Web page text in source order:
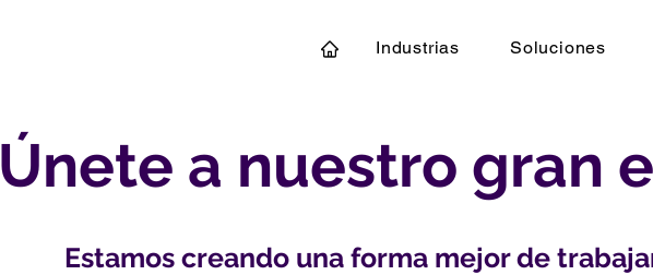
Industrias Soluciones
Únete a nuestro gran
Estamos creando una forma mejor de